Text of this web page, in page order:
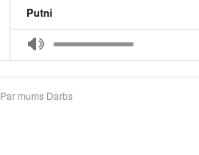
Putni
Par mums Darbs